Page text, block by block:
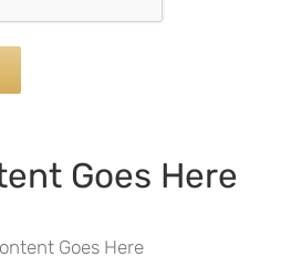
Goes Here
Goes Here